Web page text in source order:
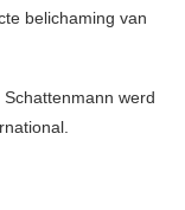
belichaming van
werd